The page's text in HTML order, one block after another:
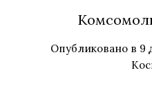
Опубликовано в 9